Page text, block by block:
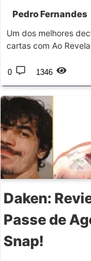
Pedro Fernandes
Um dos melhores
cartas com Ao
0 1346
Daken:
Passe de
Snap!